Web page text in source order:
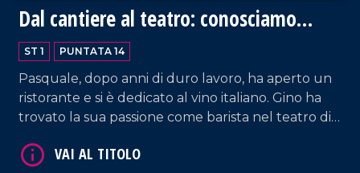
Dal cantiere al teatro: conosciamo
Pasquale e Gino
ST 1 PUNTATA 14
Pasquale, dopo anni di duro lavoro, ha aperto un
ristorante e si è dedicato al vino italiano. Gino ha
trovato la sua passione come barista nel teatro di
di casa, ha raggiunto i propri sogni.
VAI AL TITOLO